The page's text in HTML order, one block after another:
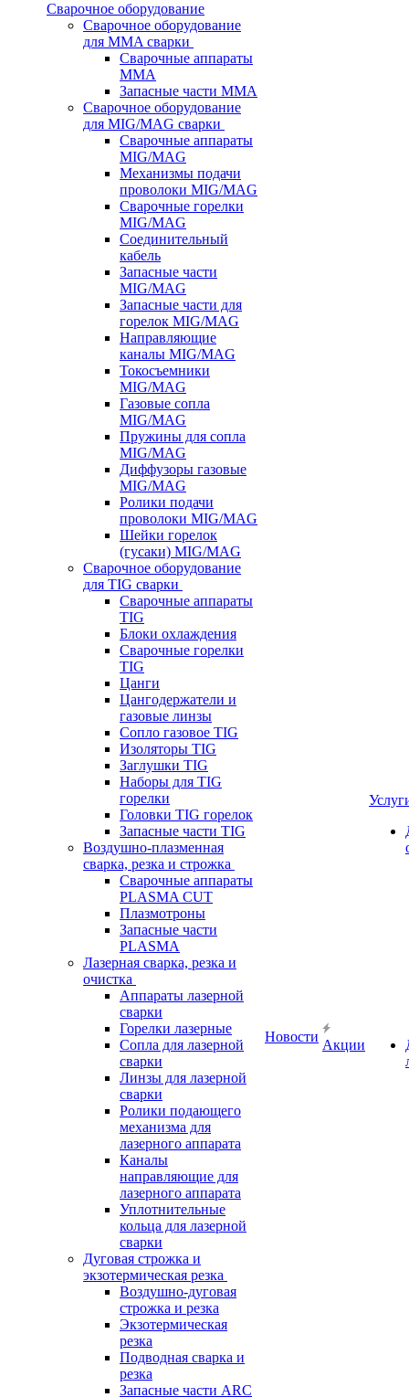
Сварочное оборудование
Сварочное оборудование
для MMA сварки
Сварочные аппараты
MMA
Запасные части MMA
Сварочное оборудование
для MIG/MAG сварки
Сварочные аппараты
MIG/MAG
Механизмы подачи
проволоки MIG/MAG
Сварочные горелки
MIG/MAG
Соединительный
кабель
Запасные части
MIG/MAG
Запасные части для
горелок MIG/MAG
Направляющие
каналы MIG/MAG
Токосъемники
MIG/MAG
Газовые сопла
MIG/MAG
Пружины для сопла
MIG/MAG
Диффузоры газовые
MIG/MAG
Ролики подачи
проволоки MIG/MAG
Шейки горелок
(гусаки) MIG/MAG
Сварочное оборудование
для TIG сварки
Сварочные аппараты
TIG
Блоки охлаждения
Сварочные горелки
TIG
Цанги
Цангодержатели и
газовые линзы
Сопло газовое TIG
Изоляторы TIG
Заглушки TIG
Наборы для TIG
горелки
Головки TIG горелок
Запасные части TIG
Воздушно-плазменная
сварка, резка и строжка
Сварочные аппараты
PLASMA CUT
Плазмотроны
Запасные части
PLASMA
Лазерная сварка, резка и
очистка
Аппараты лазерной
сварки
Горелки лазерные
Сопла для лазерной
сварки
Линзы для лазерной
сварки
Ролики подающего
механизма для
лазерного аппарата
Каналы
направляющие для
лазерного аппарата
Уплотнительные
кольца для лазерной
сварки
Дуговая строжка и
экзотермическая резка
Воздушно-дуговая
строжка и резка
Экзотермическая
резка
Подводная сварка и
резка
Запасные части ARC
Новости
Акции